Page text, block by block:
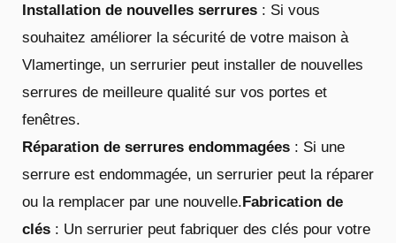
Installation de nouvelles serrures : Si vous
souhaitez améliorer la sécurité de votre maison à
Vlamertinge, un serrurier peut installer de nouvelles
serrures de meilleure qualité sur vos portes et
fenêtres.
Réparation de serrures endommagées : Si une
serrure est endommagée, un serrurier peut la réparer
ou la remplacer par une nouvelle.Fabrication de
clés : Un serrurier peut fabriquer des clés pour votre